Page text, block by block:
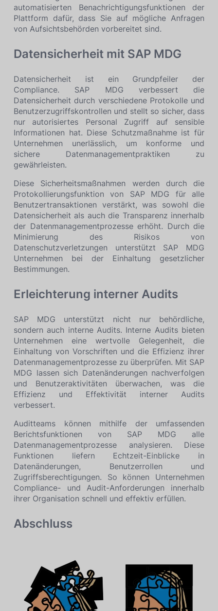
automatisierten Benachrichtigungsfunktionen der
Plattform dafür, dass Sie auf mögliche Anfragen
von Aufsichtsbehörden vorbereitet sind.
Datensicherheit mit SAP MDG
Datensicherheit ist ein Grundpfeiler der
Compliance. SAP MDG verbessert die
Datensicherheit durch verschiedene Protokolle und
Benutzerzugriffskontrollen und stellt so sicher, dass
nur autorisiertes Personal Zugriff auf sensible
Informationen hat. Diese Schutzmaßnahme ist für
Unternehmen unerlässlich, um konforme und
sichere Datenmanagementpraktiken zu
gewährleisten.
Diese Sicherheitsmaßnahmen werden durch die
Protokollierungsfunktion von SAP MDG für alle
Benutzertransaktionen verstärkt, was sowohl die
Datensicherheit als auch die Transparenz innerhalb
der Datenmanagementprozesse erhöht. Durch die
Minimierung des Risikos von
Datenschutzverletzungen unterstützt SAP MDG
Unternehmen bei der Einhaltung gesetzlicher
Bestimmungen.
Erleichterung interner Audits
SAP MDG unterstützt nicht nur behördliche,
sondern auch interne Audits. Interne Audits bieten
Unternehmen eine wertvolle Gelegenheit, die
Einhaltung von Vorschriften und die Effizienz ihrer
Datenmanagementprozesse zu überprüfen. Mit SAP
MDG lassen sich Datenänderungen nachverfolgen
und Benutzeraktivitäten überwachen, was die
Effizienz und Effektivität interner Audits
verbessert.
Auditteams können mithilfe der umfassenden
Berichtsfunktionen von SAP MDG alle
Datenmanagementprozesse analysieren. Diese
Funktionen liefern Echtzeit-Einblicke in
Datenänderungen, Benutzerrollen und
Zugriffsberechtigungen. So können Unternehmen
Compliance- und Audit-Anforderungen innerhalb
ihrer Organisation schnell und effektiv erfüllen.
Abschluss